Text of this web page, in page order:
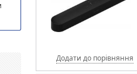
Додати до порівняння